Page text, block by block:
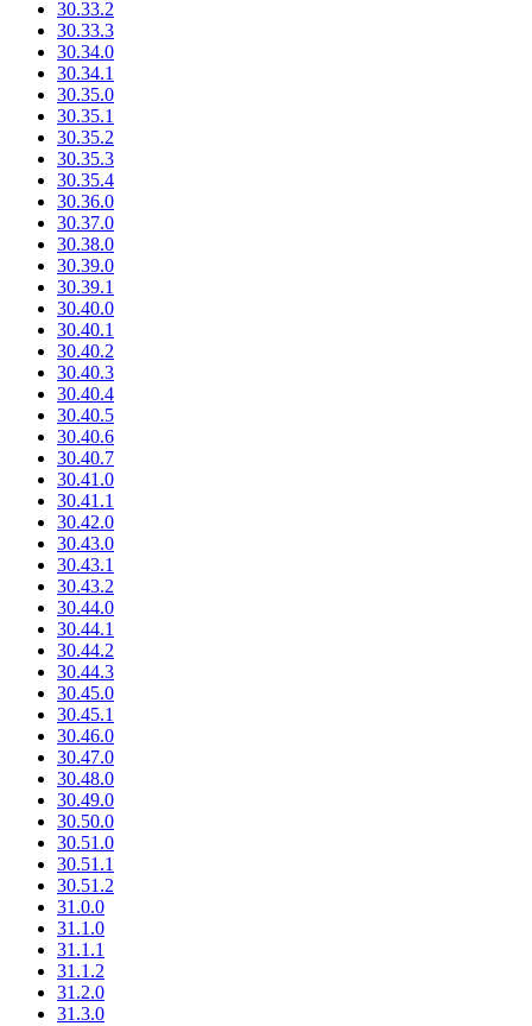
30.33.2
30.33.3
30.34.0
30.34.1
30.35.0
30.35.1
30.35.2
30.35.3
30.35.4
30.36.0
30.37.0
30.38.0
30.39.0
30.39.1
30.40.0
30.40.1
30.40.2
30.40.3
30.40.4
30.40.5
30.40.6
30.40.7
30.41.0
30.41.1
30.42.0
30.43.0
30.43.1
30.43.2
30.44.0
30.44.1
30.44.2
30.44.3
30.45.0
30.45.1
30.46.0
30.47.0
30.48.0
30.49.0
30.50.0
30.51.0
30.51.1
30.51.2
31.0.0
31.1.0
31.1.1
31.1.2
31.2.0
31.3.0